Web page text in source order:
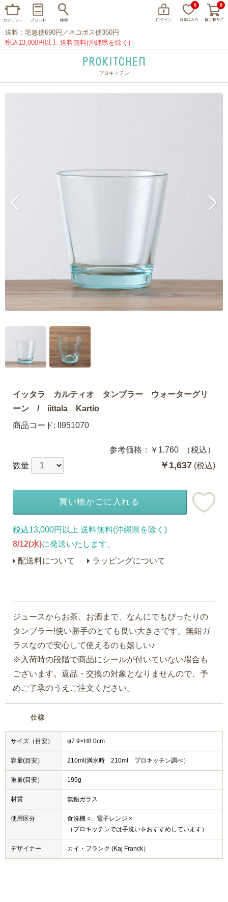
0 0
送料：宅急便690円／ネコポス便350円
税込13,000円以上 送料無料(沖縄県を除く)
プロキッチン
イッタラ カルティオ タンブラー ウォーターグリ
ーン / iittala Kartio
商品コード:
II951070
参考価格： ￥1,760 （税込）
￥1,637 (税込)
数量
買い物かごに入れる
税込13,000円以上 送料無料(沖縄県を除く)
8/12(水)に発送いたします。
配送料について
ラッピングについて
ジュースからお茶、お酒まで、なんにでもぴったりの
タンブラー!使い勝手のとても良い大きさです。無鉛ガ
ラスなので安心して使えるのも嬉しい♪
※入荷時の段階で商品にシールが付いていない場合も
ございます。返品・交換の対象となりませんので、予
めご了承のうえご注文ください。
仕様
サイズ（目安） φ7.9×H8.0cm
容量(目安） 210ml(満水時 210ml プロキッチン調べ）
重量(目安） 195g
材質 無鉛ガラス
使用区分
食洗機 ○、電子レンジ ×
（プロキッチンでは手洗いをおすすめしています）
デザイナー カイ・フランク (Kaj Franck）